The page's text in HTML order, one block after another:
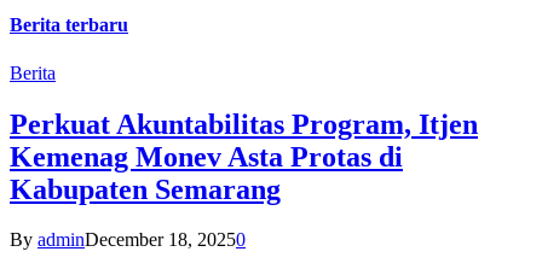
Berita terbaru
Berita
Perkuat Akuntabilitas Program, Itjen
Kemenag Monev Asta Protas di
Kabupaten Semarang
By adminDecember 18, 20250